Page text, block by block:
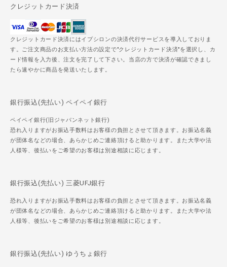
クレジットカード決済
クレジットカード決済にはイプシロンの決済代行サービスを導入しておりま
す。ご注文商品のお支払い方法の設定で"クレジットカード決済"を選択し、カ
ード情報を入力後、注文を完了して下さい。当店の方で決済が確認できまし
たら速やかに商品を発送いたします。
銀行振込(先払い) ペイペイ銀行
ペイペイ銀行(旧ジャパンネット銀行)
恐れ入りますがお振込手数料はお客様の負担とさせて頂きます。お振込名義
が団体名などの場合、あらかじめご連絡頂けると助かります。また大学や法
人様等、後払いをご希望のお客様は別途相談に応じます。
銀行振込(先払い) 三菱UFJ銀行
恐れ入りますがお振込手数料はお客様の負担とさせて頂きます。お振込名義
が団体名などの場合、あらかじめご連絡頂けると助かります。また大学や法
人様等、後払いをご希望のお客様は別途相談に応じます。
銀行振込(先払い) ゆうちょ銀行